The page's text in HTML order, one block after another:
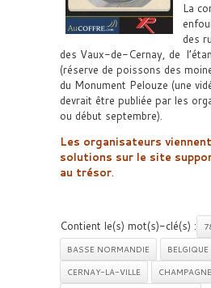
La
des
des Vaux-de-Cernay, de
(réserve de poissons des
du Monument Pelouze (une
devrait être publiée par les
ou début septembre).
Les organisateurs
solutions sur le site
au trésor.
Contient le(s) mot(s)-clé(s) :
BASSE NORMANDIE
BELGIQUE
CERNAY-LA-VILLE